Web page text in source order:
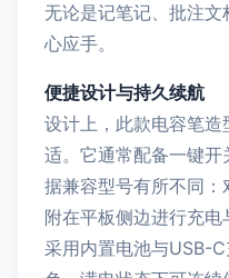
无论是记笔记、批注
心应手。
便捷设计与持久续航
设计上，此款电容笔
适。它通常配备一键
据兼容型号有所不同
附在平板侧边进行充
采用内置电池与USB-